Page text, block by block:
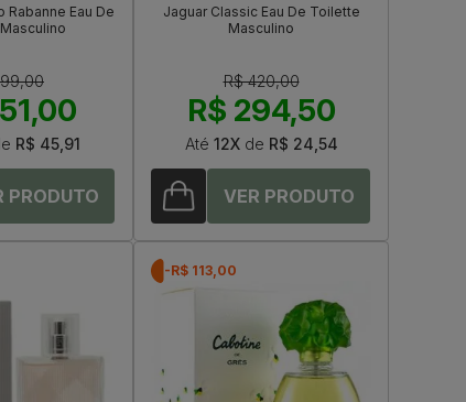
Rabanne Eau De
R$ 45,91
Jaguar Classic Eau De Toilette
Masculino
R$ 420,00
R$ 294,50
Até 12Xde R$ 24,54
-R$ 113,00